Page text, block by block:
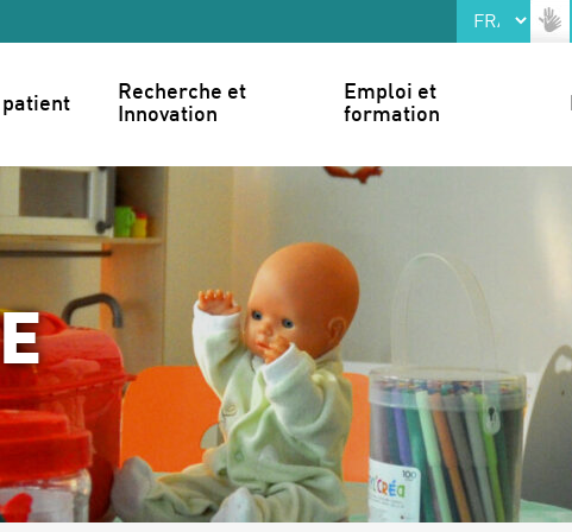
patient
Recherche et
Innovation
Emploi et
formation